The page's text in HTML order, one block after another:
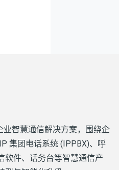
业智慧通信解决方案，围绕企
集团电话系统 (IPPBX)、呼
软件、话务台等智慧通信产